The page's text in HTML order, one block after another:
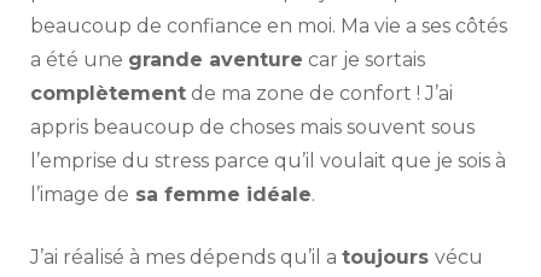
beaucoup de confiance en moi. Ma vie a ses côtés
a été une grande aventure car je sortais
complètement de ma zone de confort ! J’ai
appris beaucoup de choses mais souvent sous
l’emprise du stress parce qu’il voulait que je sois à
l’image de sa femme idéale.
J’ai réalisé à mes dépends qu’il a toujours vécu